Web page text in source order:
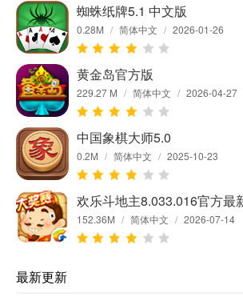
蜘蛛纸牌5.1 中文版
0.28M / 简体中文 / 2026-01-26
黄金岛官方版
229.27 M / 简体中文 / 2026-04-27
中国象棋大师5.0
0.2M / 简体中文 / 2025-10-23
欢乐斗地主8.033.016官方最
152.36M / 简体中文 / 2026-07-14
最新更新